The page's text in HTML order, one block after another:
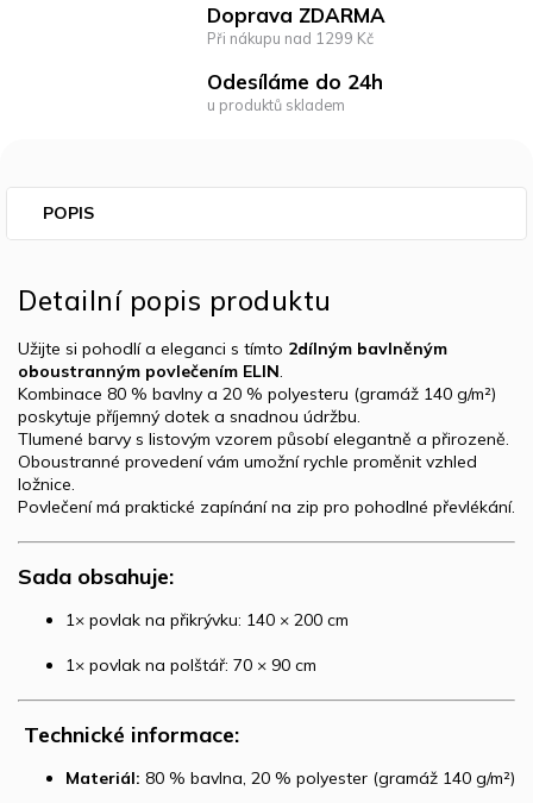
Doprava ZDARMA
Při nákupu nad 1299 Kč
Odesíláme do 24h
u produktů skladem
POPIS
Detailní popis produktu
Užijte si pohodlí a eleganci s tímto 2dílným bavlněným
oboustranným povlečením ELIN.
Kombinace 80 % bavlny a 20 % polyesteru (gramáž 140 g/m²)
poskytuje příjemný dotek a snadnou údržbu.
Tlumené barvy s listovým vzorem působí elegantně a přirozeně.
Oboustranné provedení vám umožní rychle proměnit vzhled
ložnice.
Povlečení má praktické zapínání na zip pro pohodlné převlékání.
Sada obsahuje:
1× povlak na přikrývku: 140 × 200 cm
1× povlak na polštář: 70 × 90 cm
Technické informace:
Materiál: 80 % bavlna, 20 % polyester (gramáž 140 g/m²)